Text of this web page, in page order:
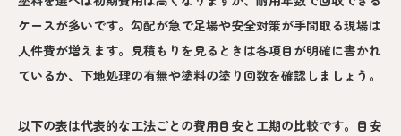
ケースが多いです。勾配が急で足場や安全対策が手間取る現場は
人件費が増えます。見積もりを見るときは各項目が明確に書かれ
ているか、下地処理の有無や塗料の塗り回数を確認しましょう。
以下の表は代表的な工法ごとの費用目安と工期の比較です。目安